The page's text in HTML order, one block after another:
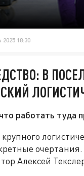
18:30
В
работать туда
Алексей